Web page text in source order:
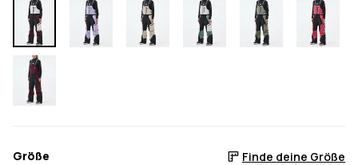
Größe Finde deine Größe